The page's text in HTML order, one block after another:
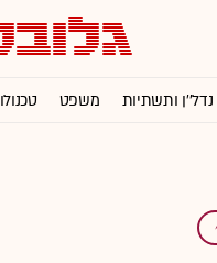
נדל''ן ותשתיות משפט